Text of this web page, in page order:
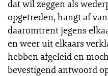
dat wil zeggen als
opgetreden, hangt af
daaromtrent jegens
en weer uit elkaars
hebben afgeleid en
bevestigend antwoord